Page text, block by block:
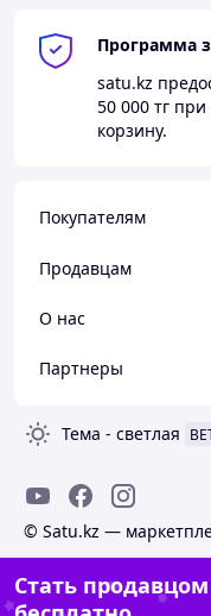
Программа
satu.kz
50 000 тг при
корзину.
Покупателям
Продавцам
О нас
Партнеры
Тема - светлая
© Satu.kz —
Стать